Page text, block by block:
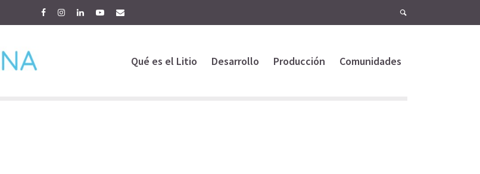
Qué es el Litio Desarrollo Producción Comunidades